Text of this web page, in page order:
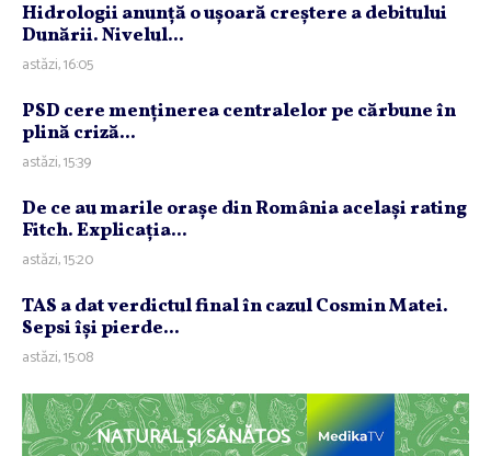
Hidrologii anunţă o uşoară creştere a debitului
Dunării. Nivelul...
astăzi, 16:05
PSD cere menţinerea centralelor pe cărbune în
plină criză...
astăzi, 15:39
De ce au marile oraşe din România acelaşi rating
Fitch. Explicaţia...
astăzi, 15:20
TAS a dat verdictul final în cazul Cosmin Matei.
Sepsi îşi pierde...
astăzi, 15:08
NATURAL ȘI SĂNĂTOS